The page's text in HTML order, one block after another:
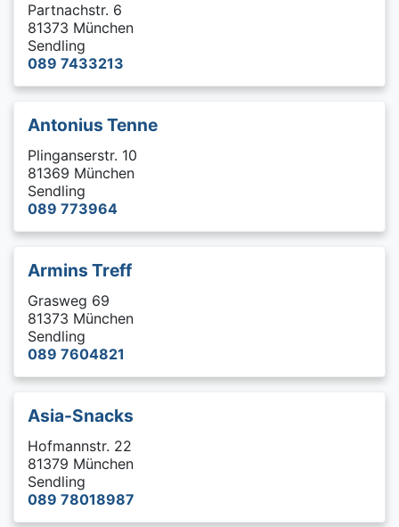
Partnachstr. 6
81373 München
Sendling
089 7433213
Antonius Tenne
Plinganserstr. 10
81369 München
Sendling
089 773964
Armins Treff
Grasweg 69
81373 München
Sendling
089 7604821
Asia-Snacks
Hofmannstr. 22
81379 München
Sendling
089 78018987